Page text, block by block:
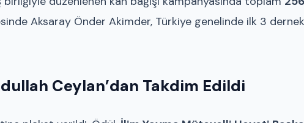
Aksaray Önder Akimder, Türkiye genelinde ilk 3 dernek
Ceylan’dan Takdim Edildi